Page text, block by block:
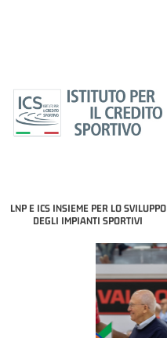
LNP E ICS INSIEME PER LO SVILUPPO
DEGLI IMPIANTI SPORTIVI